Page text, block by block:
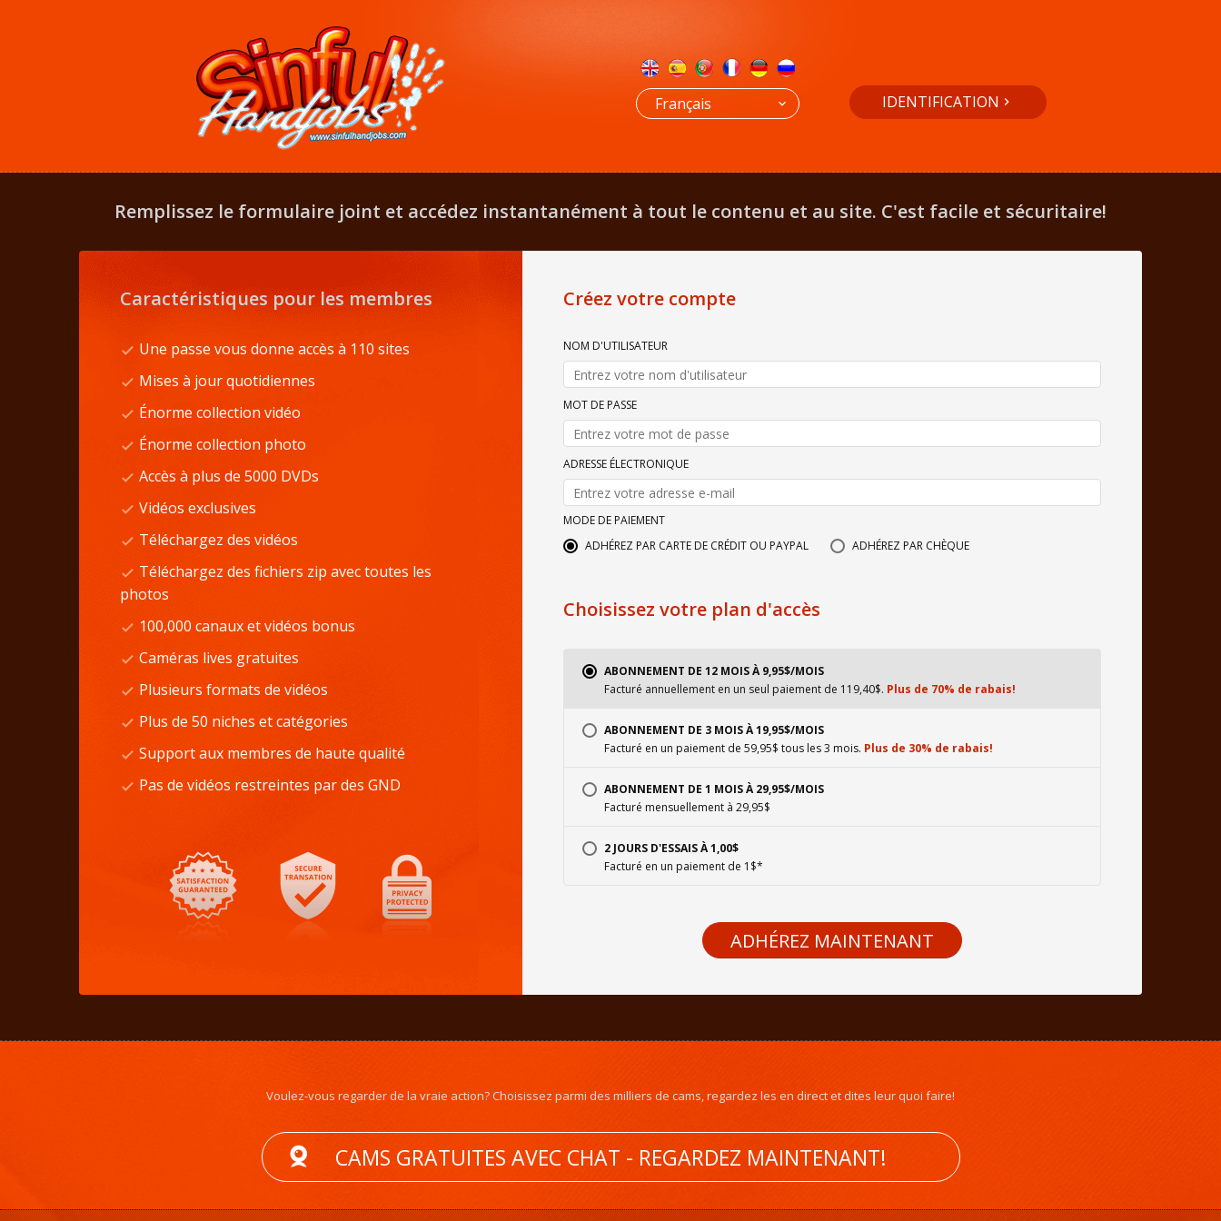
Français IDENTIFICATION
Remplissez le formulaire joint et accédez instantanément à tout le contenu et au site. C'est facile et sécuritaire!
Créez votre compte
NOM D'UTILISATEUR
MOT DE PASSE
ADRESSE ÉLECTRONIQUE
MODE DE PAIEMENT
ADHÉREZ PAR CARTE DE CRÉDIT OU PAYPAL
ADHÉREZ PAR CHÈQUE
Choisissez votre plan d'accès
ABONNEMENT DE 12 MOIS À 9,95$/MOIS
Facturé annuellement en un seul paiement de 119,40$. Plus de 70% de rabais!
ABONNEMENT DE 3 MOIS À 19,95$/MOIS
Facturé en un paiement de 59,95$ tous les 3 mois. Plus de 30% de rabais!
ABONNEMENT DE 1 MOIS À 29,95$/MOIS
Facturé mensuellement à 29,95$
2 JOURS D'ESSAIS À 1,00$
Facturé en un paiement de 1$*
ADHÉREZ MAINTENANT
Caractéristiques pour les membres
Une passe vous donne accès à 110 sites
Mises à jour quotidiennes
Énorme collection vidéo
Énorme collection photo
Accès à plus de 5000 DVDs
Vidéos exclusives
Téléchargez des vidéos
Téléchargez des fichiers zip avec toutes les
photos
100,000 canaux et vidéos bonus
Caméras lives gratuites
Plusieurs formats de vidéos
Plus de 50 niches et catégories
Support aux membres de haute qualité
Pas de vidéos restreintes par des GND
Voulez-vous regarder de la vraie action? Choisissez parmi des milliers de cams, regardez les en direct et dites leur quoi faire!
CAMS GRATUITES AVEC CHAT - REGARDEZ MAINTENANT!